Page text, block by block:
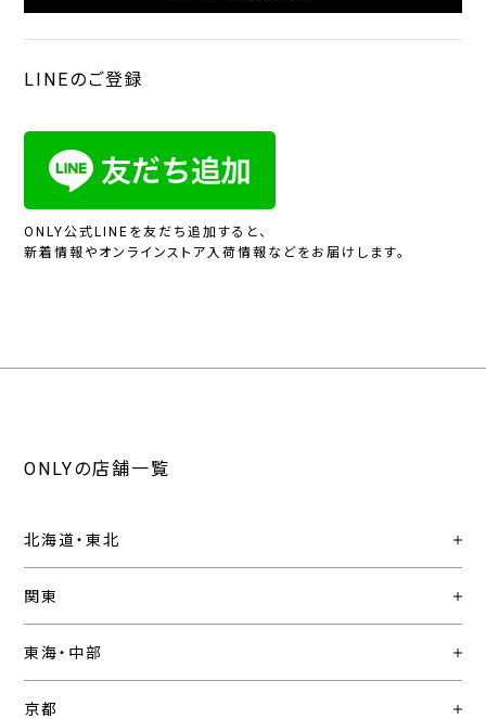
LINEのご登録
ONLY公式LINEを友だち追加すると、
新着情報やオンラインストア入荷情報などをお届けします。
ONLYの店舗一覧
北海道・東北
関東
東海・中部
京都